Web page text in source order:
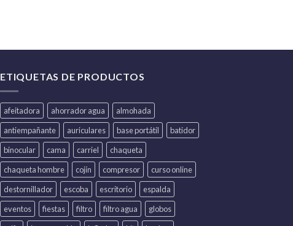
ETIQUETAS DE PRODUCTOS
afeitadora ahorrador agua
almohada
antiempañante
auriculares base portátil
batidor
binocular
cama carriel
chaqueta
chaqueta hombre
cojín compresor
curso online
destornillador
escoba escritorio
espalda
eventos
fiestas filtro filtro agua
globos